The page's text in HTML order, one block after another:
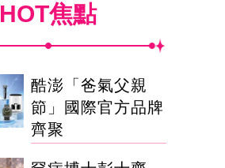
HOT焦點
酷澎「爸氣父親
節」國際官方品牌
齊聚